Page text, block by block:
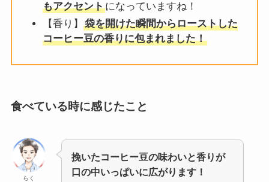
もアクセントになっていますね！
【香り】
袋を開けた瞬間からローストした
コーヒー豆の香りに包まれました！
食べている時に感じたこと
らく
挽いたコーヒー豆の味わいと香りが
口の中いっぱいに広がります！